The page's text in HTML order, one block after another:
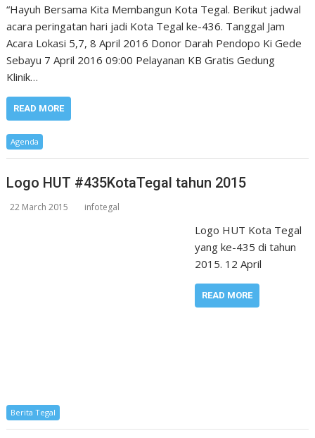
“Hayuh Bersama Kita Membangun Kota Tegal. Berikut jadwal
acara peringatan hari jadi Kota Tegal ke-436. Tanggal Jam
Acara Lokasi 5,7, 8 April 2016 Donor Darah Pendopo Ki Gede
Sebayu 7 April 2016 09:00 Pelayanan KB Gratis Gedung
Klinik…
READ MORE
Agenda
Logo HUT #435KotaTegal tahun 2015
22 March 2015 infotegal
Logo HUT Kota Tegal
yang ke-435 di tahun
2015. 12 April
READ MORE
Berita Tegal